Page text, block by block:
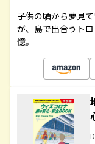
子供の頃から夢見
が、島で出合うト
憶。